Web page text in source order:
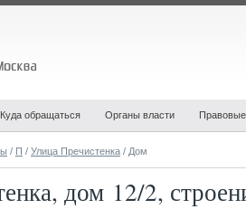
Куда обращаться Органы власти
/ П / Улица Пречистенка / Дом
дом 12/2,